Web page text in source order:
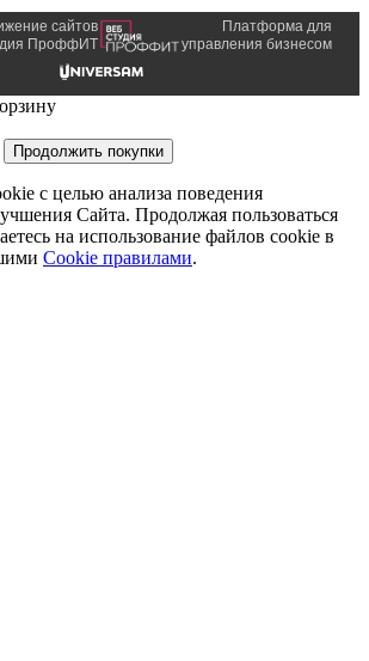
сайтов
ПроффИТ
Платформа для
управления бизнесом
Продолжить покупки
с целью анализа поведения
Сайта. Продолжая пользоваться
на использование файлов cookie в
Cookiе правилами.